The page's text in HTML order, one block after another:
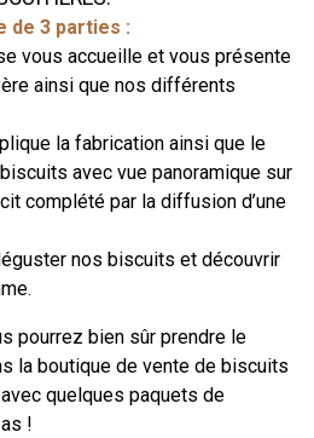
de 3 parties :
vous accueille et vous présente
ainsi que nos différents
la fabrication ainsi que le
avec vue panoramique sur
complété par la diffusion d’une
nos biscuits et découvrir
pourrez bien sûr prendre le
la boutique de vente de biscuits
quelques paquets de
!